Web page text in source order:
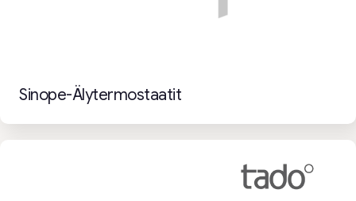
Sinope-Älytermostaatit